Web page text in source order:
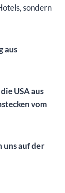
sondern
aus
USA aus
vom
uns auf der